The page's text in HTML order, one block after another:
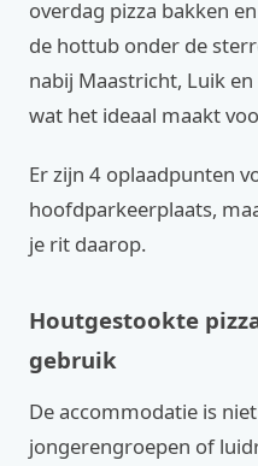
overdag pizza bakken
de hottub onder de
nabij Maastricht, Luik
wat het ideaal maakt
Er zijn 4 oplaadpunten
hoofdparkeerplaats,
je rit daarop.
Houtgestookte
gebruik
De accommodatie is
jongerengroepen of